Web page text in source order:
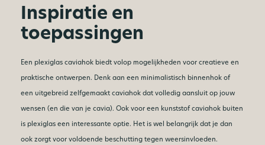
Inspiratie en
toepassingen
Een plexiglas caviahok biedt volop mogelijkheden voor creatieve en
praktische ontwerpen. Denk aan een minimalistisch binnenhok of
een uitgebreid zelfgemaakt caviahok dat volledig aansluit op jouw
wensen (en die van je cavia). Ook voor een kunststof caviahok buiten
is plexiglas een interessante optie. Het is wel belangrijk dat je dan
ook zorgt voor voldoende beschutting tegen weersinvloeden.